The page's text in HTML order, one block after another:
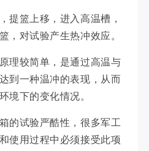
篮上移，进入高温槽，
，对试验产生热冲效应。
较简单，是通过高温与
到一种温冲的表现，从而
境下的变化情况。
试验严酷性，很多军工
使用过程中必须接受此项